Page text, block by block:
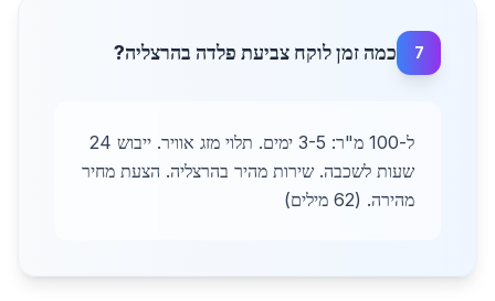
7 כמה זמן לוקח צביעת פלדה בהרצליה?
ל-100 מ"ר: 3-5 ימים. תלוי מזג אוויר. ייבוש 24
שעות לשכבה. שירות מהיר בהרצליה. הצעת מחיר
מהירה. (62 מילים)